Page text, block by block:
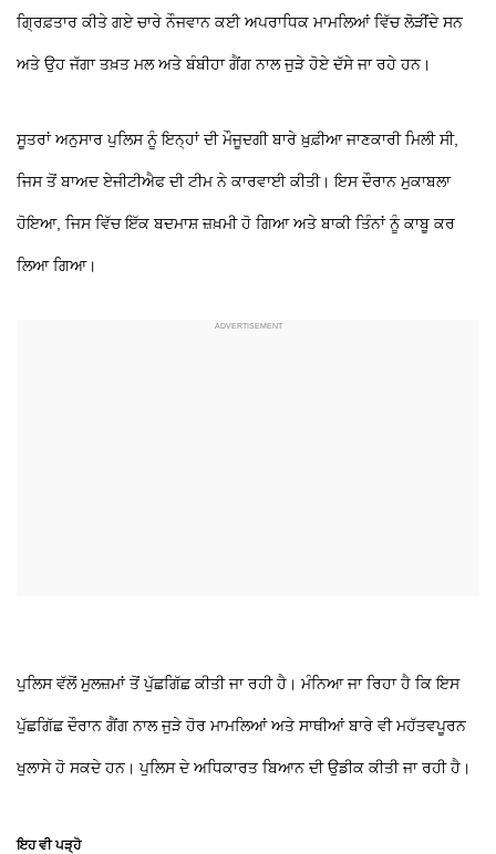
ਗ੍ਰਿਫ਼ਤਾਰ ਕੀਤੇ ਗਏ ਚਾਰੇ ਨੌਜਵਾਨ ਕਈ ਅਪਰਾਧਿਕ ਮਾਮਲਿਆਂ ਵਿੱਚ ਲੋੜੀਂਦੇ ਸਨ
ਅਤੇ ਉਹ ਜੱਗਾ ਤਖ਼ਤ ਮਲ ਅਤੇ ਬੰਬੀਹਾ ਗੈਂਗ ਨਾਲ ਜੁੜੇ ਹੋਏ ਦੱਸੇ ਜਾ ਰਹੇ ਹਨ।
ਸੂਤਰਾਂ ਅਨੁਸਾਰ ਪੁਲਿਸ ਨੂੰ ਇਨ੍ਹਾਂ ਦੀ ਮੌਜੂਦਗੀ ਬਾਰੇ ਖ਼ੁਫ਼ੀਆ ਜਾਣਕਾਰੀ ਮਿਲੀ ਸੀ,
ਜਿਸ ਤੋਂ ਬਾਅਦ ਏਜੀਟੀਐਫ ਦੀ ਟੀਮ ਨੇ ਕਾਰਵਾਈ ਕੀਤੀ। ਇਸ ਦੌਰਾਨ ਮੁਕਾਬਲਾ
ਹੋਇਆ, ਜਿਸ ਵਿੱਚ ਇੱਕ ਬਦਮਾਸ਼ ਜ਼ਖ਼ਮੀ ਹੋ ਗਿਆ ਅਤੇ ਬਾਕੀ ਤਿੰਨਾਂ ਨੂੰ ਕਾਬੂ ਕਰ
ਲਿਆ ਗਿਆ।
ਪੁਲਿਸ ਵੱਲੋਂ ਮੁਲਜ਼ਮਾਂ ਤੋਂ ਪੁੱਛਗਿੱਛ ਕੀਤੀ ਜਾ ਰਹੀ ਹੈ। ਮੰਨਿਆ ਜਾ ਰਿਹਾ ਹੈ ਕਿ ਇਸ
ਪੁੱਛਗਿੱਛ ਦੌਰਾਨ ਗੈਂਗ ਨਾਲ ਜੁੜੇ ਹੋਰ ਮਾਮਲਿਆਂ ਅਤੇ ਸਾਥੀਆਂ ਬਾਰੇ ਵੀ ਮਹੱਤਵਪੂਰਨ
ਖੁਲਾਸੇ ਹੋ ਸਕਦੇ ਹਨ। ਪੁਲਿਸ ਦੇ ਅਧਿਕਾਰਤ ਬਿਆਨ ਦੀ ਉਡੀਕ ਕੀਤੀ ਜਾ ਰਹੀ ਹੈ।
ਇਹ ਵੀ ਪੜ੍ਹੋ